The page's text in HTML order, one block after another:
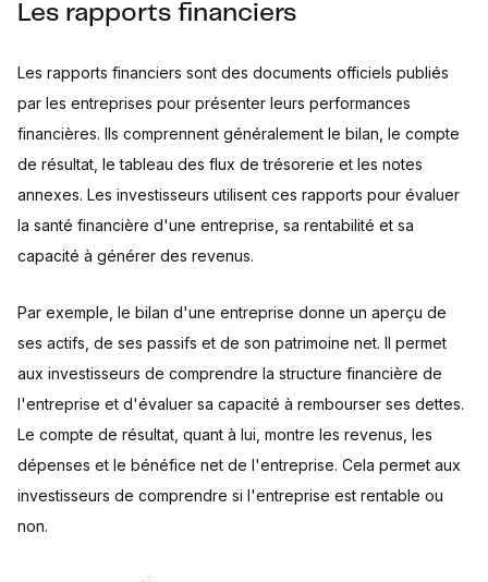
Les rapports financiers
Les rapports financiers sont des documents officiels publiés
par les entreprises pour présenter leurs performances
financières. Ils comprennent généralement le bilan, le compte
de résultat, le tableau des flux de trésorerie et les notes
annexes. Les investisseurs utilisent ces rapports pour évaluer
la santé financière d'une entreprise, sa rentabilité et sa
capacité à générer des revenus.
Par exemple, le bilan d'une entreprise donne un aperçu de
ses actifs, de ses passifs et de son patrimoine net. Il permet
aux investisseurs de comprendre la structure financière de
l'entreprise et d'évaluer sa capacité à rembourser ses dettes.
Le compte de résultat, quant à lui, montre les revenus, les
dépenses et le bénéfice net de l'entreprise. Cela permet aux
investisseurs de comprendre si l'entreprise est rentable ou
non.